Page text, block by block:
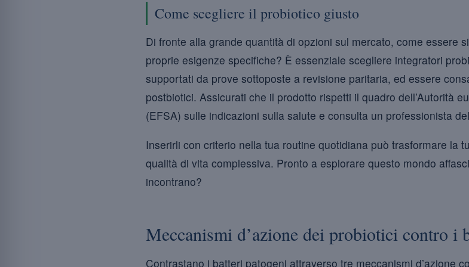
Come scegliere il probiotico giusto
Di fronte alla grande quantità di opzioni sul mercato, come essere
proprie esigenze specifiche? È essenziale scegliere integratori
supportati da prove sottoposte a revisione paritaria, ed essere
postbiotici. Assicurati che il prodotto rispetti il quadro dell’Autorità
(EFSA) sulle indicazioni sulla salute e consulta un professionista
Inserirli con criterio nella tua routine quotidiana può trasformare la
qualità di vita complessiva. Pronto a esplorare questo mondo
incontrano?
Meccanismi d’azione dei probiotici contro i
Contrastano i batteri patogeni attraverso tre meccanismi d’azione